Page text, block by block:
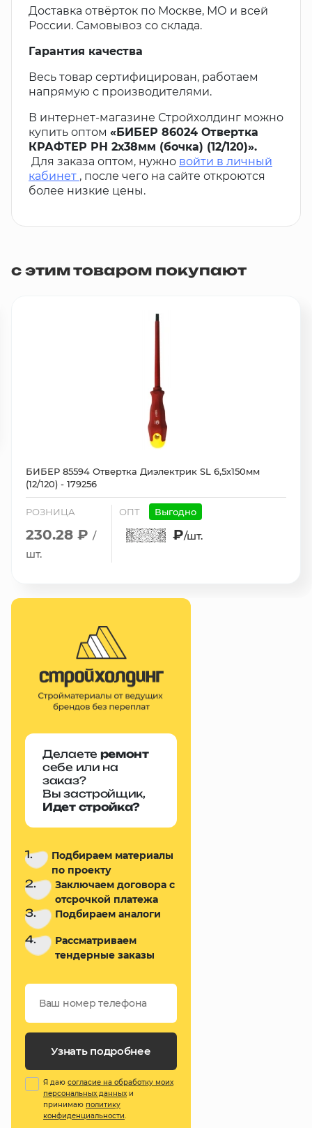
Доставка отвёрток по Москве, МО и всей
России. Самовывоз со склада.
Гарантия качества
Весь товар сертифицирован, работаем
напрямую с производителями.
В интернет-магазине Стройхолдинг можно
купить оптом «БИБЕР 86024 Отвертка
КРАФТЕР PH 2х38мм (бочка) (12/120)».
Для заказа оптом, нужно войти в личный
кабинет , после чего на сайте откроются
более низкие цены.
с этим товаром покупают
БИБЕР 85594 Отвертка Диэлектрик SL 6,5х150мм
(12/120) - 179256
РОЗНИЦА
230.28 ₽ /
шт.
ОПТ Выгодно
₽/шт.
Делаете ремонт
себе или на
заказ?
Вы застройщик,
Идет стройка?
1.
Подбираем материалы
по проекту
2.
Заключаем договора с
отсрочкой платежа
3. Подбираем аналоги
4.
Рассматриваем
тендерные заказы
Узнать подробнее
Я даю согласие на обработку моих
персональных данных и
принимаю политику
конфиденциальности.